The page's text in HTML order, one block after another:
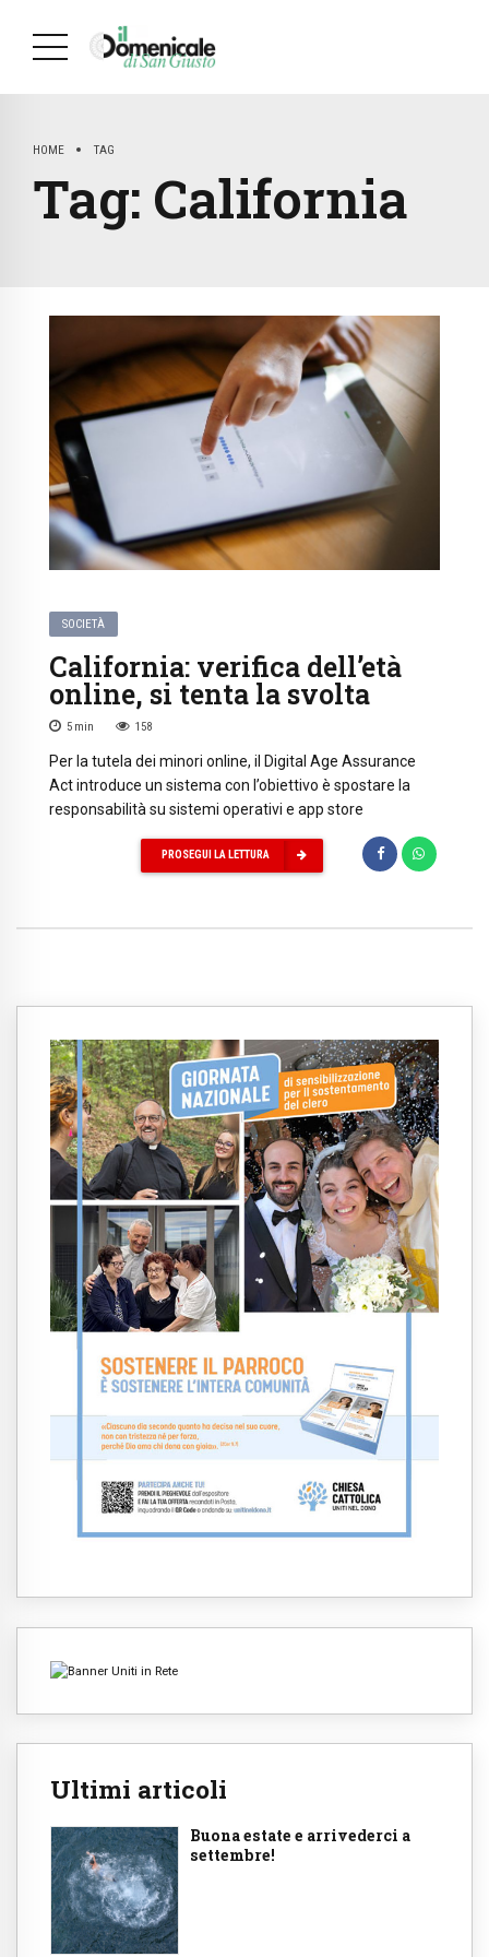
HOME TAG
Tag: California
SOCIETÀ
California: verifica dell’età
online, si tenta la svolta
5 min 158
Per la tutela dei minori online, il Digital Age Assurance
Act introduce un sistema con l’obiettivo è spostare la
responsabilità su sistemi operativi e app store
PROSEGUI LA LETTURA
Ultimi articoli
Buona estate e arrivederci a
settembre!